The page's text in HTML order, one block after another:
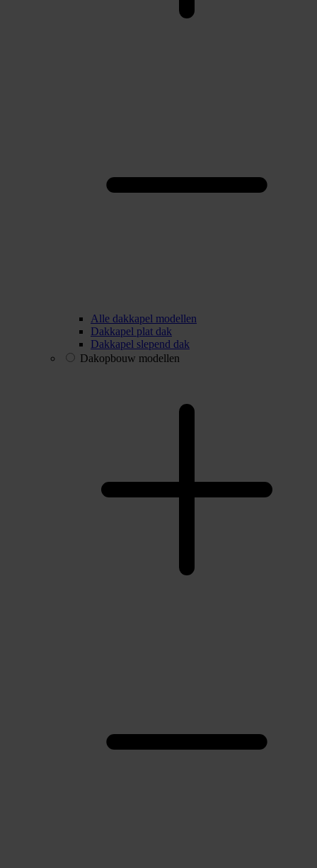
Alle dakkapel modellen
Dakkapel plat dak
Dakkapel slepend dak
Dakopbouw modellen